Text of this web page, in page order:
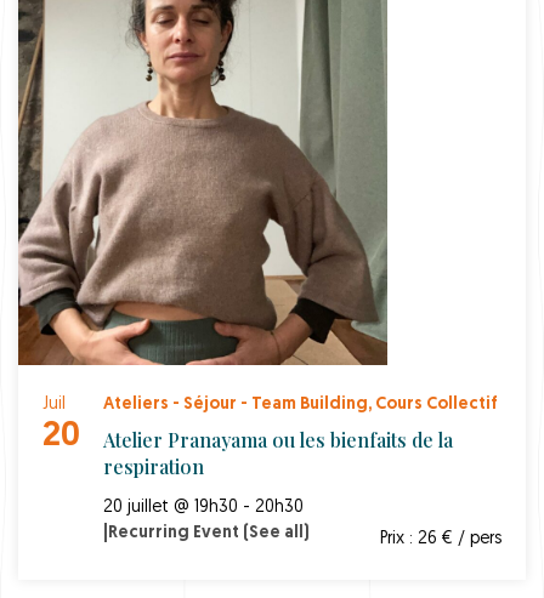
Juil
20
Ateliers - Séjour - Team Building, Cours Collectif
Atelier Pranayama ou les bienfaits de la
respiration
20 juillet @ 19h30 - 20h30
Recurring Event (See all) Prix : 26 € / pers